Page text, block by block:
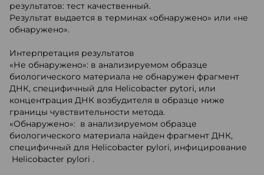
результатов: тест качественный.
Результат выдается в терминах «обнаружено» или «не
обнаружено».
Интерпретация результатов
«Не обнаружено»: в анализируемом образце
биологического материала не обнаружен фрагмент
ДНК, специфичный для Helicobacter pytori, или
концентрация ДНК возбудителя в образце ниже
границы чувствительности метода.
«Обнаружено»: в анализируемом образце
биологического материала найден фрагмент ДНК,
специфичный для Helicobacter pylori, инфицирование
Helicobacter pylori .